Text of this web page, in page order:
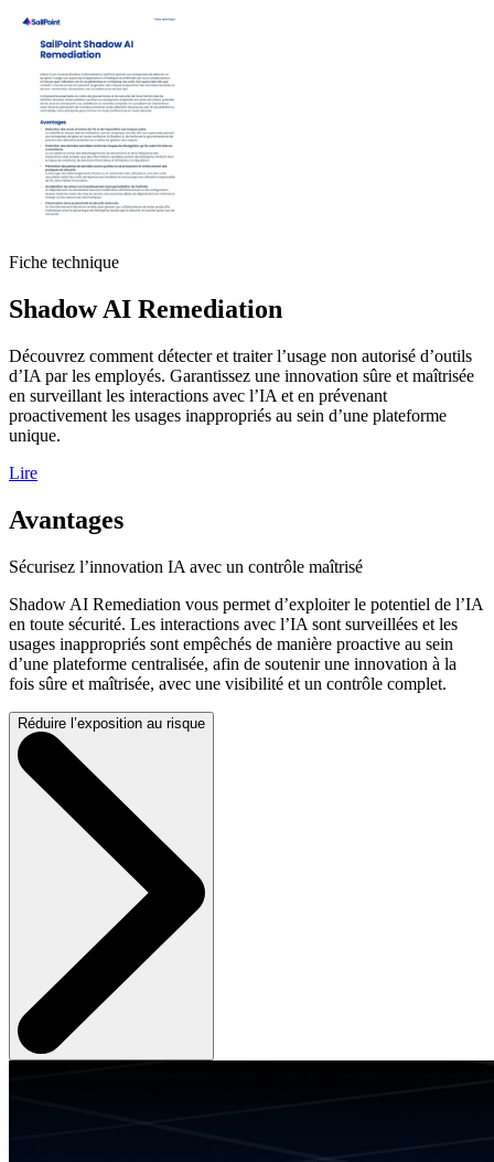
Fiche technique
Shadow AI Remediation
Découvrez comment détecter et traiter l’usage non autorisé d’outils
d’IA par les employés. Garantissez une innovation sûre et maîtrisée
en surveillant les interactions avec l’IA et en prévenant
proactivement les usages inappropriés au sein d’une plateforme
unique.
Lire
Avantages
Sécurisez l’innovation IA avec un contrôle maîtrisé
Shadow AI Remediation vous permet d’exploiter le potentiel de l’IA
en toute sécurité. Les interactions avec l’IA sont surveillées et les
usages inappropriés sont empêchés de manière proactive au sein
d’une plateforme centralisée, afin de soutenir une innovation à la
fois sûre et maîtrisée, avec une visibilité et un contrôle complet.
Réduire l’exposition au risque